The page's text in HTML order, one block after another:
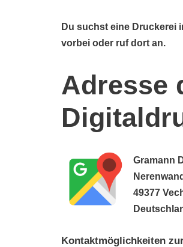
Du suchst eine Druckerei
vorbei oder ruf dort an.
Adresse
Gramann
49377
Kontaktmöglichkeiten